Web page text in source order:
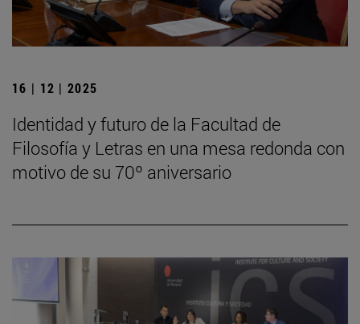
16 | 12 | 2025
Identidad y futuro de la Facultad de
Filosofía y Letras en una mesa redonda con
motivo de su 70º aniversario